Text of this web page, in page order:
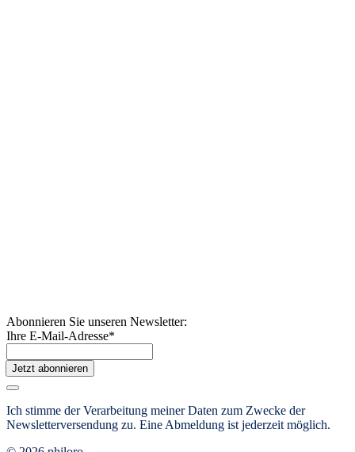
Abonnieren Sie unseren Newsletter:
Ihre E-Mail-Adresse*
Jetzt abonnieren
Ich stimme der Verarbeitung meiner Daten zum Zwecke der
Newsletterversendung zu. Eine Abmeldung ist jederzeit möglich.